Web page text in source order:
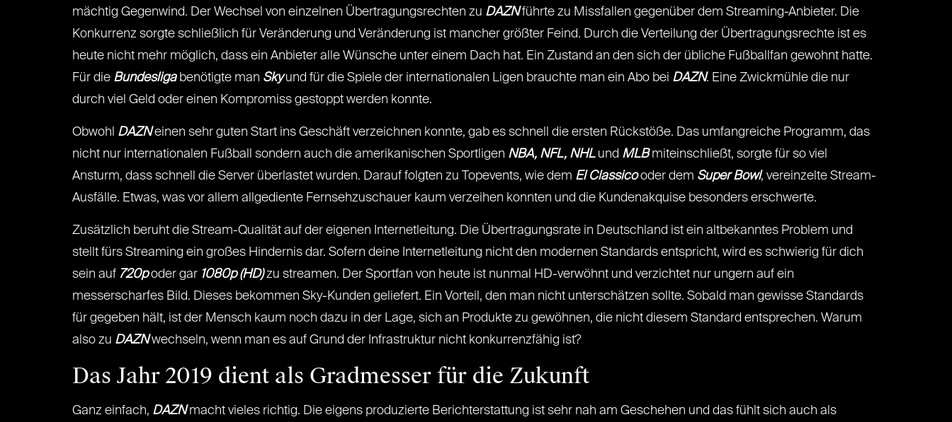
mächtig Gegenwind. Der Wechsel von einzelnen Übertragungsrechten zu DAZNführte zu Missfallen gegenüber dem Streaming-Anbieter. Die
Konkurrenz sorgte schließlich für Veränderung und Veränderung ist mancher größter Feind. Durch die Verteilung der Übertragungsrechte ist es
heute nicht mehr möglich, dass ein Anbieter alle Wünsche unter einem Dach hat. Ein Zustand an den sich der übliche Fußballfan gewohnt hatte.
Für die Bundesligabenötigte man Skyund für die Spiele der internationalen Ligen brauchte man ein Abo bei DAZN. Eine Zwickmühle die nur
durch viel Geld oder einen Kompromiss gestoppt werden konnte.
Obwohl DAZNeinen sehr guten Start ins Geschäft verzeichnen konnte, gab es schnell die ersten Rückstöße. Das umfangreiche Programm, das
nicht nur internationalen Fußball sondern auch die amerikanischen Sportligen NBA, NFL, NHLund MLBmiteinschließt, sorgte für so viel
Ansturm, dass schnell die Server überlastet wurden. Darauf folgten zu Topevents, wie dem El Classicooder dem Super Bowl, vereinzelte Stream-
Ausfälle. Etwas, was vor allem allgediente Fernsehzuschauer kaum verzeihen konnten und die Kundenakquise besonders erschwerte.
Zusätzlich beruht die Stream-Qualität auf der eigenen Internetleitung. Die Übertragungsrate in Deutschland ist ein altbekanntes Problem und
stellt fürs Streaming ein großes Hindernis dar. Sofern deine Internetleitung nicht den modernen Standards entspricht, wird es schwierig für dich
sein auf 720poder gar 1080p (HD)zu streamen. Der Sportfan von heute ist nunmal HD-verwöhnt und verzichtet nur ungern auf ein
messerscharfes Bild. Dieses bekommen Sky-Kunden geliefert. Ein Vorteil, den man nicht unterschätzen sollte. Sobald man gewisse Standards
für gegeben hält, ist der Mensch kaum noch dazu in der Lage, sich an Produkte zu gewöhnen, die nicht diesem Standard entsprechen. Warum
also zu DAZNwechseln, wenn man es auf Grund der Infrastruktur nicht konkurrenzfähig ist?
Das Jahr 2019 dient als Gradmesser für die Zukunft
Ganz einfach, DAZNmacht vieles richtig. Die eigens produzierte Berichterstattung ist sehr nah am Geschehen und das fühlt sich auch als